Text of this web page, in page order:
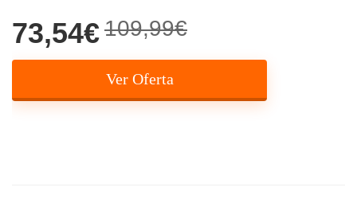
73,54€109,99€
Ver Oferta